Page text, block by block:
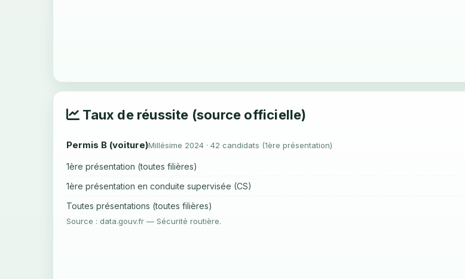
Taux de réussite (source officielle)
Permis B (voiture)Millésime 2024 · 42 candidats (1ère présentation)
1ère présentation (toutes filières)
1ère présentation en conduite supervisée (CS)
Toutes présentations (toutes filières)
Source : data.gouv.fr — Sécurité routière.